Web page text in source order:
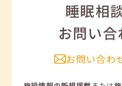
睡眠相
お問い
お問い合わ